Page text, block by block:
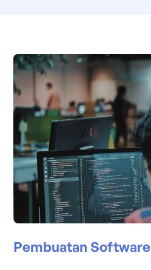
Pembuatan Software